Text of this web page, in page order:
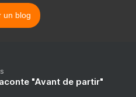
un blog
"Avant de partir"